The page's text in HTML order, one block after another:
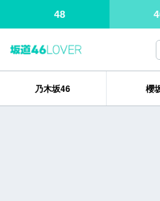
48
乃木坂46 櫻